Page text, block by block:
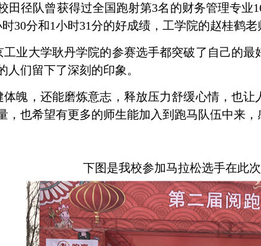
田径队曾获得过全国跑射第3名的财务管理专业
时30分和1小时31分的好成绩，工学院的赵桂鹤老
业大学耿丹学院的参赛选手都突破了自己的
人们留下了深刻的印象。
魄，还能磨炼意志，释放压力舒缓心情，也
，也希望有更多的师生能加入到跑马队伍中来，
下图是我校参加马拉松选手在此